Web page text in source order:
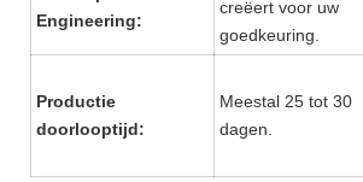
Engineering:
creëert voor uw
goedkeuring.
Productie
doorlooptijd:
Meestal 25 tot 30
dagen.